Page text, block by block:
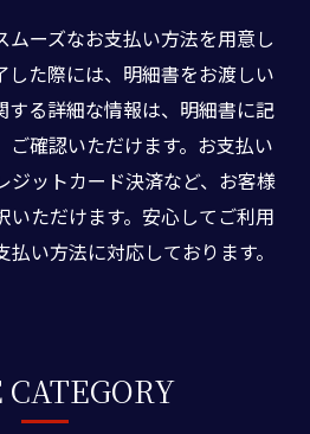
ムーズなお支払い方法を用意し
した際には、明細書をお渡しい
する詳細な情報は、明細書に記
ご確認いただけます。お支払い
ジットカード決済など、お客様
いただけます。安心してご利用
い方法に対応しております。